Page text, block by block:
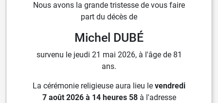
Nous avons la grande tristesse de vous faire
part du décès de
Michel DUBÉ
survenu le jeudi 21 mai 2026, à l'âge de 81
ans.
La cérémonie religieuse aura lieu le vendredi
7 août 2026 à 14 heures 58à l'adresse